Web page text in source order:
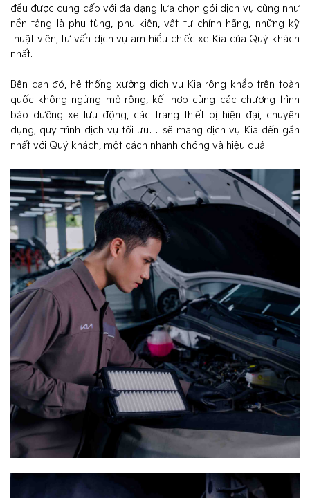
đều được cung cấp với đa dạng lựa chọn gói dịch vụ cũng như
nền tảng là phụ tùng, phụ kiện, vật tư chính hãng, những kỹ
thuật viên, tư vấn dịch vụ am hiểu chiếc xe Kia của Quý khách
nhất.
Bên cạh đó, hệ thống xưởng dịch vụ Kia rộng khắp trên toàn
quốc không ngừng mở rộng, kết hợp cùng các chương trình
bảo dưỡng xe lưu động, các trang thiết bị hiện đại, chuyên
dụng, quy trình dịch vụ tối ưu… sẽ mang dịch vụ Kia đến gần
nhất với Quý khách, một cách nhanh chóng và hiệu quả.